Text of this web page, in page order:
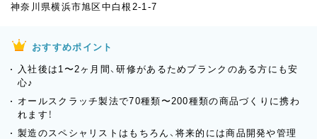
神奈川県横浜市旭区中白根2-1-7
おすすめポイント
入社後は1〜2ヶ月間、研修があるためブランクのある方にも安
心♪
オールスクラッチ製法で70種類〜200種類の商品づくりに携わ
れます！
製造のスペシャリストはもちろん、将来的には商品開発や管理